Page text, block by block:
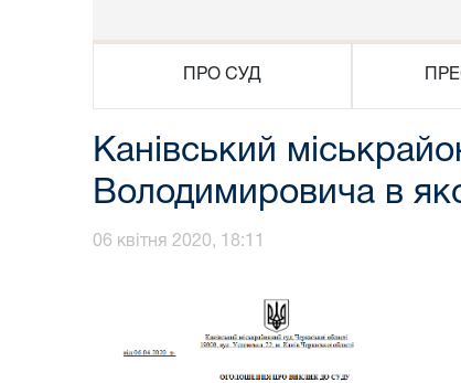
ПРО СУД
Канівський
Володимировича в
06 квітня 2020, 18:11